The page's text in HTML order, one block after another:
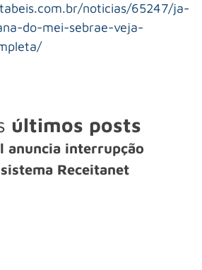
noticias/65247/ja-
do-mei-sebrae-veja-
últimos posts
anuncia interrupção
Receitanet